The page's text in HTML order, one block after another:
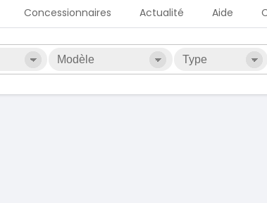
Concessionnaires Actualité Aide